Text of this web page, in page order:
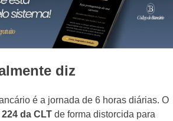
diz
é a jornada de 6 horas diárias. O
da CLT de forma distorcida para